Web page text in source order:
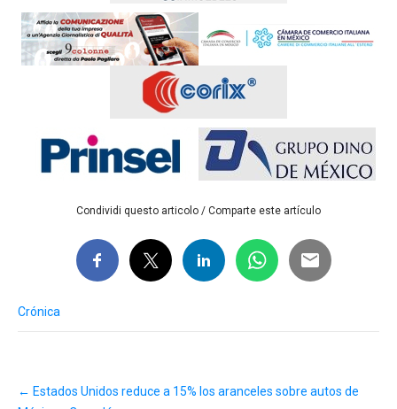
Condividi questo articolo / Comparte este artículo
Crónica
navigation
← Estados Unidos reduce a 15% los aranceles sobre autos de